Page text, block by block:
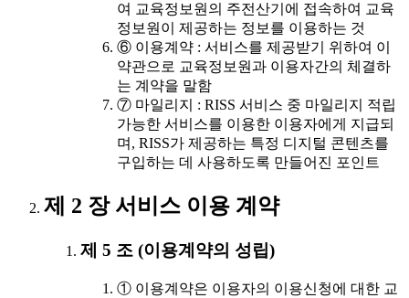
여 교육정보원의 주전산기에 접속하여 교육
정보원이 제공하는 정보를 이용하는 것
⑥ 이용계약 : 서비스를 제공받기 위하여 이
약관으로 교육정보원과 이용자간의 체결하
는 계약을 말함
⑦ 마일리지 : RISS 서비스 중 마일리지 적립
가능한 서비스를 이용한 이용자에게 지급되
며, RISS가 제공하는 특정 디지털 콘텐츠를
구입하는 데 사용하도록 만들어진 포인트
제 2 장 서비스 이용 계약
제 5 조 (이용계약의 성립)
① 이용계약은 이용자의 이용신청에 대한 교